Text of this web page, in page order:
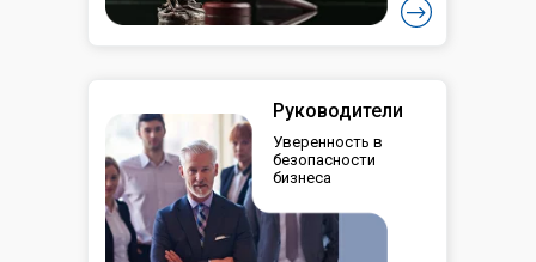
Руководители
Уверенность в
безопасности
бизнеса